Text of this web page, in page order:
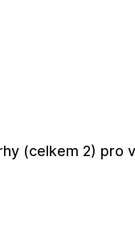
(celkem 2) pro